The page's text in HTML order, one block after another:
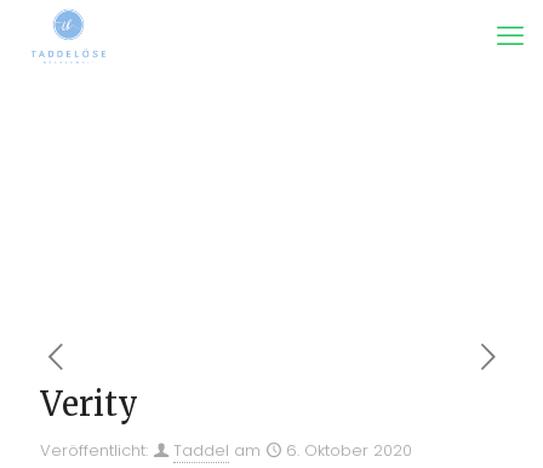
Verity
Veröffentlicht: Taddel am 6. Oktober 2020